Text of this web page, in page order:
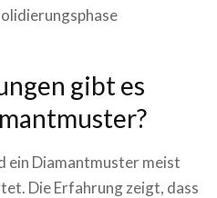
gibt es
ein Diamantmuster meist
Die Erfahrung zeigt, dass